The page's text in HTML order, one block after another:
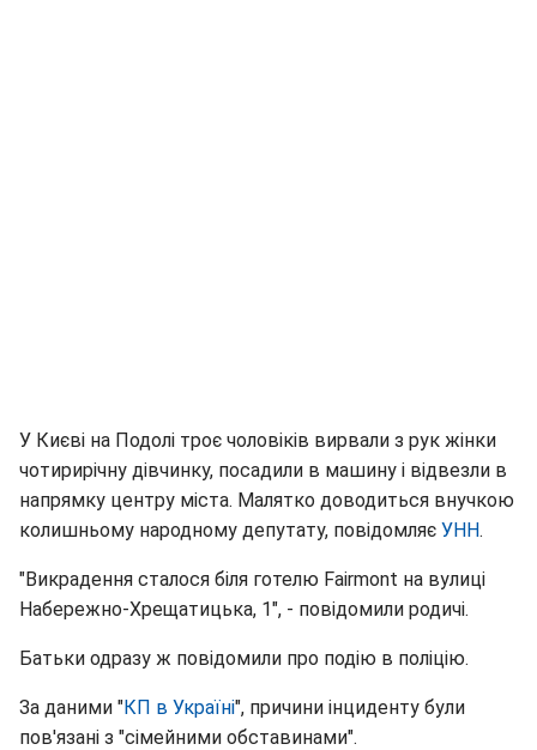
У Києві на Подолі троє чоловіків вирвали з рук жінки
чотирирічну дівчинку, посадили в машину і відвезли в
напрямку центру міста. Малятко доводиться внучкою
колишньому народному депутату, повідомляє УНН.
"Викрадення сталося біля готелю Fairmont на вулиці
Набережно-Хрещатицька, 1", - повідомили родичі.
Батьки одразу ж повідомили про подію в поліцію.
За даними "КП в Україні", причини інциденту були
пов'язані з "сімейними обставинами".